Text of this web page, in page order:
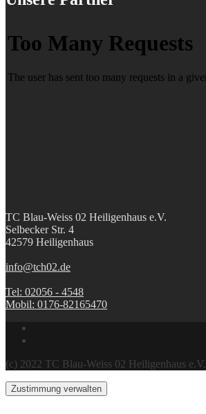
TC Blau-Weiss 02 Heiligenhaus e.V.
Selbecker Str. 4
42579 Heiligenhaus
info@tch02.de
Tel: 02056 - 4548
Mobil: 0176-82165470
(c) 2022 TC Blau-Weiss 02 Heiligenhaus e.V.
Zustimmung verwalten